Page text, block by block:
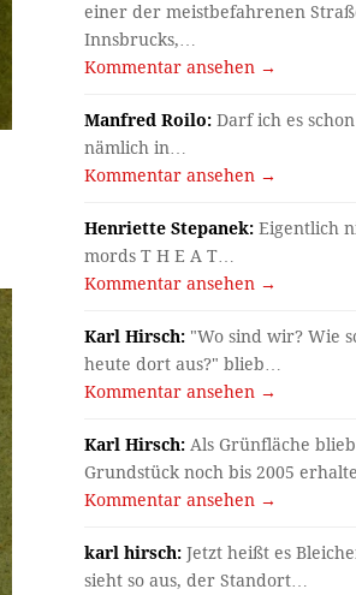
einer der meistbefahrenen
Innsbrucks,…
Kommentar ansehen →
Manfred Roilo: Darf ich es
nämlich in…
Kommentar ansehen →
Henriette Stepanek: Eigentlich
mords T H E A T…
Kommentar ansehen →
Karl Hirsch: "Wo sind wir? Wie
heute dort aus?" blieb…
Kommentar ansehen →
Karl Hirsch: Als Grünfläche
Grundstück noch bis 2005
Kommentar ansehen →
karl hirsch: Jetzt heißt es
sieht so aus, der Standort…